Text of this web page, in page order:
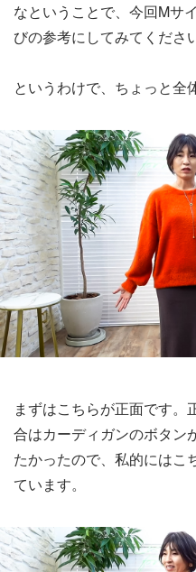
なということで、今回Mサ
びの参考にしてみてください
というわけで、ちょっと全
まずはこちらが正面です。
合はカーディガンのボタン
たかったので、私的にはこ
ています。